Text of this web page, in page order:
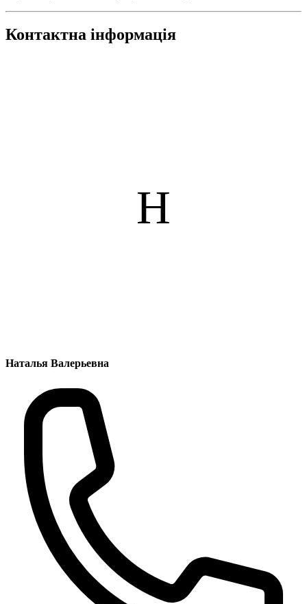
Контактна інформація
Н
Наталья Валерьевна